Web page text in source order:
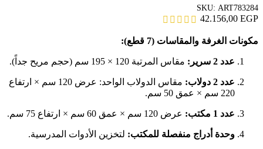
SKU: ART783284
42.156,00 EGP
مكونات الغرفة والمقاسات (7 قطع):
عدد 2 سرير: مقاس المرتبة 120 × 195 سم (حجم مريح جداً).
عدد 2 دولاب:
مقاس الدولاب الواحد: عرض 120 سم × ارتفاع
220 سم × عمق 50 سم.
عدد 1 مكتب: عرض 120 سم × عمق 60 سم × ارتفاع 75 سم.
وحدة أدراج منفصلة للمكتب: لتخزين الأدوات المدرسية.